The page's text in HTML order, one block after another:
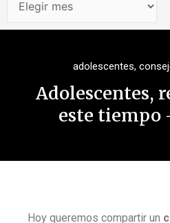
adolescentes,
Adolescentes,
este tiempo
Hoy queremos compartir un